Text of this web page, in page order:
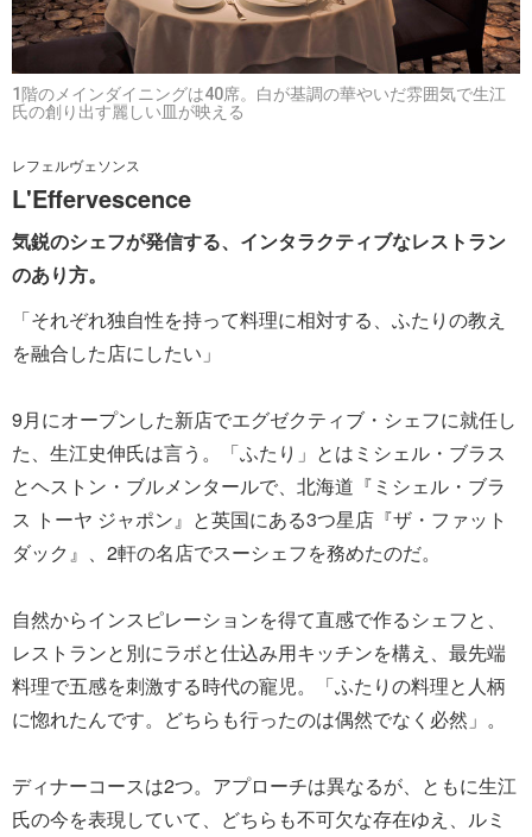
1階のメインダイニングは40席。白が基調の華やいだ雰囲気で生江
氏の創り出す麗しい皿が映える
レフェルヴェソンス
L'Effervescence
気鋭のシェフが発信する、インタラクティブなレストラン
のあり方。
「それぞれ独自性を持って料理に相対する、ふたりの教え
を融合した店にしたい」
9月にオープンした新店でエグゼクティブ・シェフに就任し
た、生江史伸氏は言う。「ふたり」とはミシェル・ブラス
とヘストン・ブルメンタールで、北海道『ミシェル・ブラ
ス トーヤ ジャポン』と英国にある3つ星店『ザ・ファット
ダック』、2軒の名店でスーシェフを務めたのだ。
自然からインスピレーションを得て直感で作るシェフと、
レストランと別にラボと仕込み用キッチンを構え、最先端
料理で五感を刺激する時代の寵児。「ふたりの料理と人柄
に惚れたんです。どちらも行ったのは偶然でなく必然」。
ディナーコースは2つ。アプローチは異なるが、ともに生江
氏の今を表現していて、どちらも不可欠な存在ゆえ、ルミ